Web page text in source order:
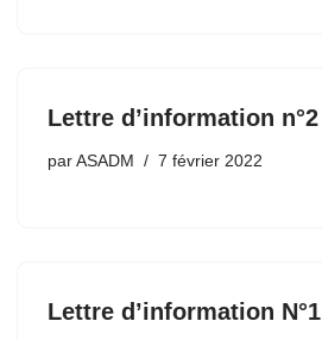
Lettre d’information n°2
par ASADM 7 février 2022
Lettre d’information N°1